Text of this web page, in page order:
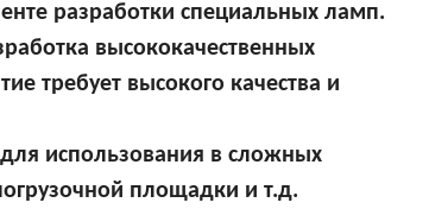
разработки специальных ламп.
высококачественных
требует высокого качества и
использования в сложных
площадки и т.д.